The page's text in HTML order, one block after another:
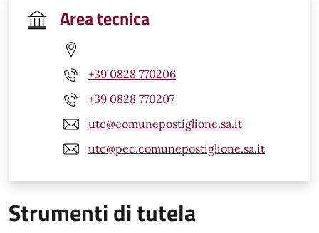
Area tecnica
+39 0828 770206
+39 0828 770207
utc@comunepostiglione.sa.it
utc@pec.comunepostiglione.sa.it
Strumenti di tutela